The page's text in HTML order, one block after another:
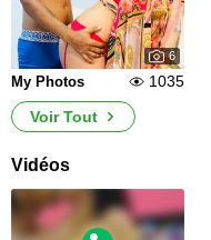
6
My Photos
1035
Voir Tout
Vidéos